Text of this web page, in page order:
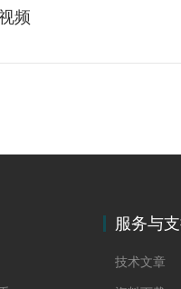
频
服务与
技术文章